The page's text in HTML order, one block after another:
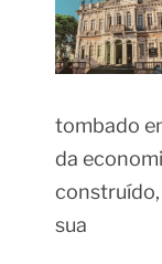
tombado
da
sua